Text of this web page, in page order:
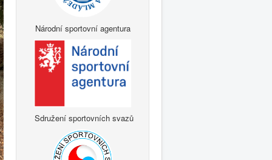
Národní sportovní agentura
Sdružení sportovních svazů